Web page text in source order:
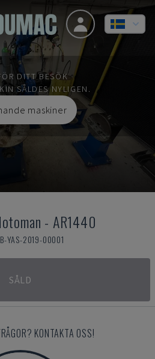
DITT BESÖK
SÅLDES NYLIGEN.
maskiner
- AR1440
YAS-2019-00001
SÅLD
KONTAKTA OSS!